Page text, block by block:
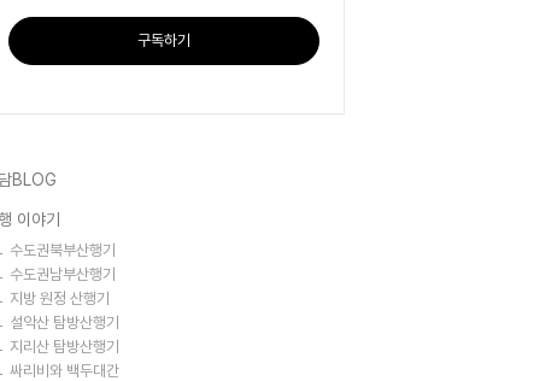
구독하기
BLOG
이야기
수도권북부산행기
수도권남부산행기
지방 원정 산행기
설악산 탐방산행기
지리산 탐방산행기
싸리비와 백두대간